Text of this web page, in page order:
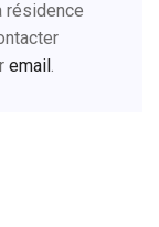
résidence
email .